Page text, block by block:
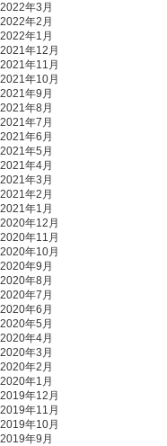
2022年3月
2022年2月
2022年1月
2021年12月
2021年11月
2021年10月
2021年9月
2021年8月
2021年7月
2021年6月
2021年5月
2021年4月
2021年3月
2021年2月
2021年1月
2020年12月
2020年11月
2020年10月
2020年9月
2020年8月
2020年7月
2020年6月
2020年5月
2020年4月
2020年3月
2020年2月
2020年1月
2019年12月
2019年11月
2019年10月
2019年9月